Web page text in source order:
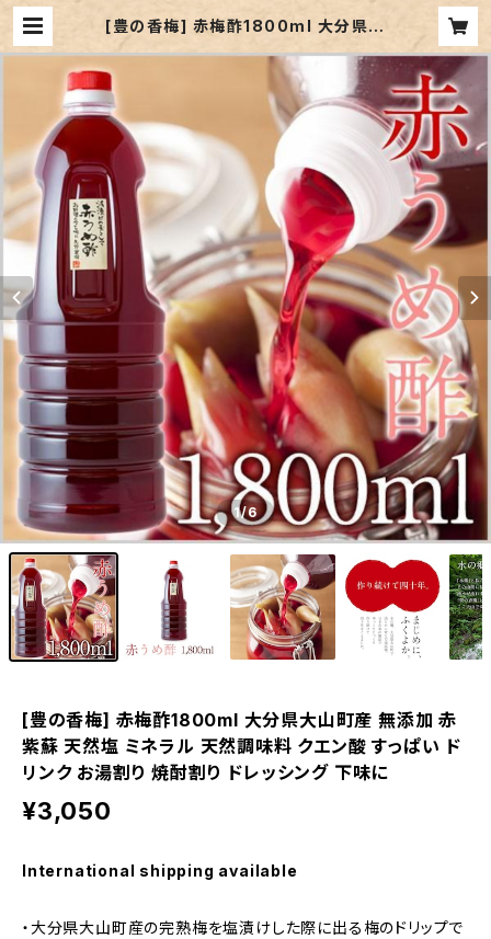
[豊の香梅] 赤梅酢1800ml 大分県大
山町産 無添加 赤紫蘇 天然塩 ミネラ
ル 天然調味料 クエン酸 すっぱい ドリ
ンク お湯割り 焼酎割り ドレッシング
下味に | yanofarm
1/6
[豊の香梅] 赤梅酢1800ml 大分県大山町産 無添加 赤
紫蘇 天然塩 ミネラル 天然調味料 クエン酸 すっぱい ド
リンク お湯割り 焼酎割り ドレッシング 下味に
¥3,050
International shipping available
・大分県大山町産の完熟梅を塩漬けした際に出る梅のドリップで